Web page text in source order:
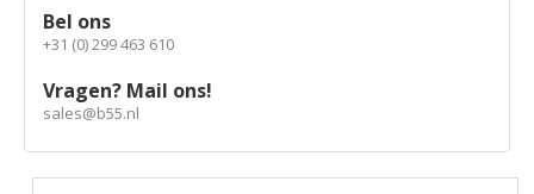
Bel ons
+31 (0) 299 463 610
Vragen? Mail ons!
sales@b55.nl